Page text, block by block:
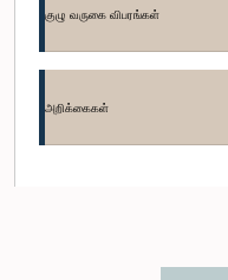
கௌரவ
குழு வருகை விபரங்கள்
அறிக்கைகள்